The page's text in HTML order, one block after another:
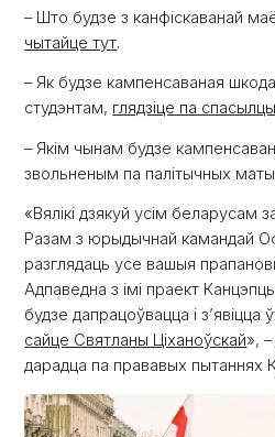
– Што будзе з канфіскаванай
чытайце тут.
– Як будзе кампенсаваная
студэнтам, глядзіце па спасылцы
– Якім чынам будзе
звольненым па палітычных
«Вялікі дзякуй усім беларусам
Разам з юрыдычнай камандай
разглядаць усе вашыя
Адпаведна з імі праект
будзе дапрацоўвацца і
сайце Святланы Ціханоўскай»,
дарадца па прававых пытаннях